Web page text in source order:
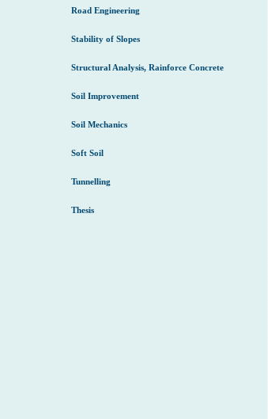
Road Engineering
Stability of Slopes
Structural Analysis, Rainforce Concrete
Soil Improvement
Soil Mechanics
Soft Soil
Tunnelling
Thesis